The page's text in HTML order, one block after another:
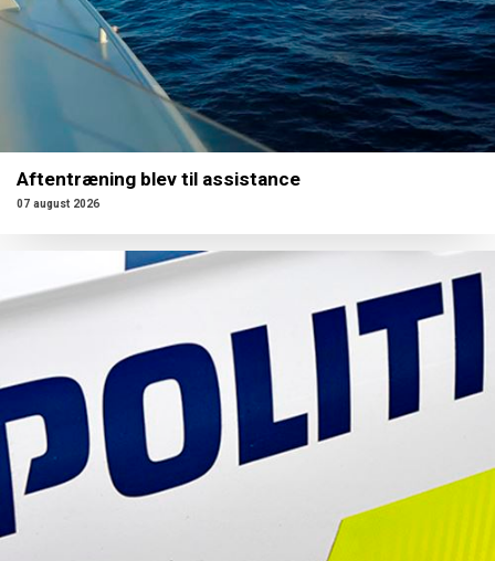
Aftentræning blev til assistance
07 august 2026